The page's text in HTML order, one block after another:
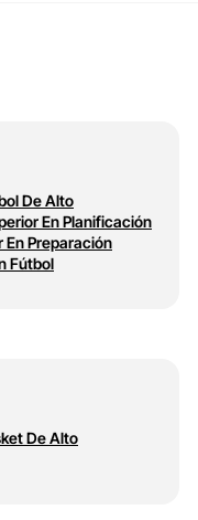
De Alto
En Planificación
En Preparación
Fútbol
De Alto